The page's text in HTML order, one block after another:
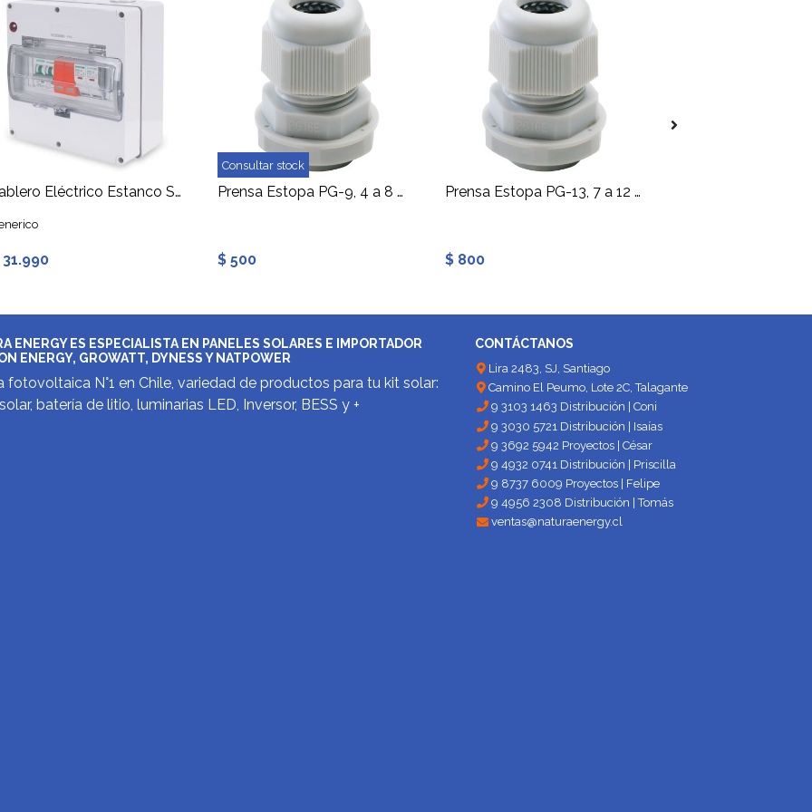
Tablero Eléctrico Estanco Sobrepuesto 12 Módulos Riel DIN
Consultar stock
Prensa Estopa PG-9, 4 a 8 mm
$ 500
Prensa Estopa PG-13, 7 a 12 mm
$ 800
ENERGY ES ESPECIALISTA EN PANELES SOLARES E IMPORTADOR
ENERGY, GROWATT, DYNESS Y NATPOWER
fotovoltaica N°1 en Chile, variedad de productos para tu kit solar:
batería de litio, luminarias LED, Inversor, BESS y +
CONTÁCTANOS
Lira 2483, SJ, Santiago
Camino El Peumo, Lote 2C, Talagante
9 3103 1463 Distribución | Coni
9 3030 5721 Distribución | Isaías
9 3692 5942 Proyectos | César
9 4932 0741 Distribución | Priscilla
9 8737 6009 Proyectos | Felipe
9 4956 2308 Distribución | Tomás
ventas@naturaenergy.cl